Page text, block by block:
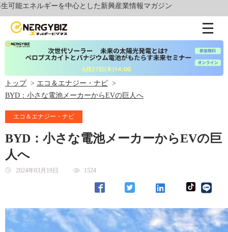
エネルギーを中心とした新興産業情報マガジン
トップ
エコ＆エナジー・ナビ
BYD：小さな電池メーカーからEVの巨人へ
エコ＆エナジー・ナビ
BYD：小さな電池メーカーからEVの巨
人へ
2024年03月19日 1524